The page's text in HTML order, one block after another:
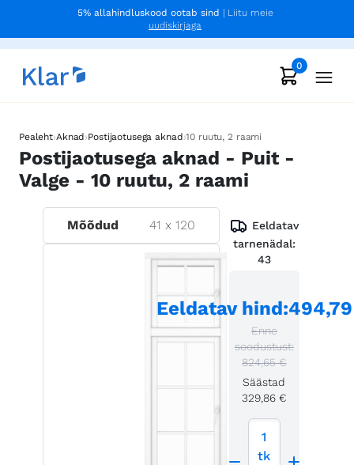
5% allahindluskood ootab sind | Liitu meie
uudiskirjaga
0
Pealeht›Aknad ›Postijaotusega aknad ›10 ruutu, 2 raami
Postijaotusega aknad - Puit -
Valge - 10 ruutu, 2 raami
Mõõdud 41 x120
Eeldatav
tarnenädal:
43
Eeldatav hind:
Enne
soodustust:
824,65 €
Säästad
329,86 €
1
tk